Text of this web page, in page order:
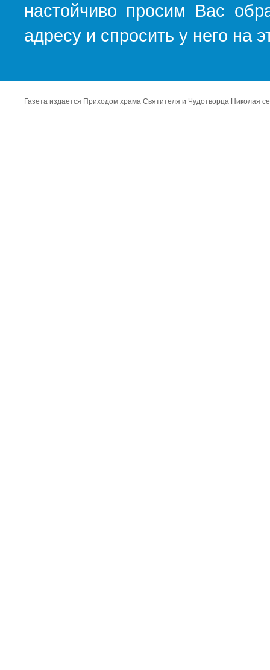
настойчиво просим Вас
адресу и спросить у него на
Газета издается Приходом храма Святителя и Чудотворца Николая